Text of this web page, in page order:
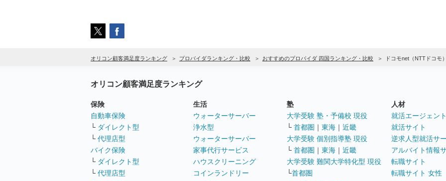
オリコン顧客満足度ランキング プロバイダランキング・比較 おすすめのプロバイダ 四国ランキング・比較 ドコモnet（NTTドコモ）
オリコン顧客満足度ランキング
保険
自動車保険
└ ダイレクト型
└ 代理店型
バイク保険
└ ダイレクト型
└ 代理店型
生活
ウォーターサーバー
浄水型
ウォーターサーバー
家事代行サービス
ハウスクリーニング
コインランドリー
塾
大学受験 塾・予備校 現役
└ 首都圏 ｜ 東海 ｜ 近畿
大学受験 個別指導塾 現役
└ 首都圏 ｜ 東海 ｜ 近畿
大学受験 難関大学特化型 現役
└首都圏
人材
就活エージェント
就活サイト
逆求人型就活サ
アルバイト情報
転職サイト
転職サイト 女性